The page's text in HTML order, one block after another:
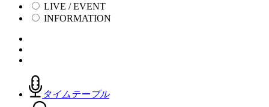
LIVE / EVENT
INFORMATION
タイムテーブル